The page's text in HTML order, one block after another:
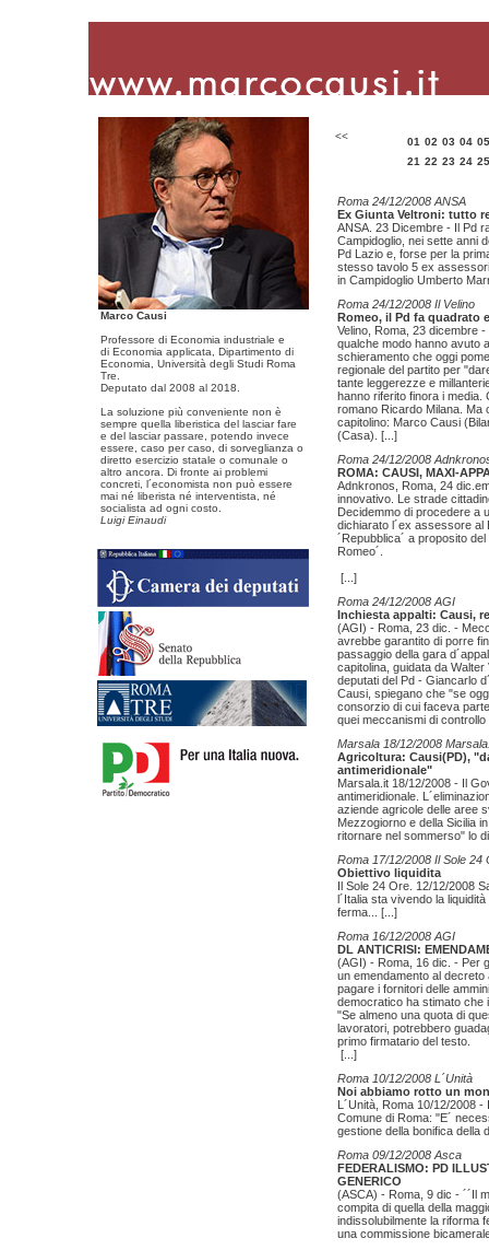
Marco Causi
Professore di Economia industriale e
di Economia applicata, Dipartimento di
Economia, Università degli Studi Roma
Tre.
Deputato dal 2008 al 2018.
La soluzione più conveniente non è
sempre quella liberistica del lasciar fare
e del lasciar passare, potendo invece
essere, caso per caso, di sorveglianza o
diretto esercizio statale o comunale o
altro ancora. Di fronte ai problemi
concreti, l´economista non può essere
mai né liberista né interventista, né
socialista ad ogni costo.
Luigi Einaudi
<< 01 02 03 04 05
21 22 23 24 25
Roma 24/12/2008 ANSA
Ex Giunta Veltroni: tutto
ANSA. 23 Dicembre - Il Pd
Campidoglio, nei sette anni
Pd Lazio e, forse per la
stesso tavolo 5 ex
in Campidoglio Umberto
Roma 24/12/2008 Il Velino
Romeo, il Pd fa quadrato
Velino, Roma, 23 dicembre
qualche modo hanno avuto
schieramento che oggi
regionale del partito per
tante leggerezze e
hanno riferito finora i media.
romano Ricardo Milana. Ma
capitolino: Marco Causi
(Casa). [...]
Roma 24/12/2008
ROMA: CAUSI, MAXI-
Adnkronos, Roma, 24
innovativo. Le strade
Decidemmo di procedere a
dichiarato l´ex assessore al
´Repubblica´ a proposito
Romeo´.
[...]
Roma 24/12/2008 AGI
Inchiesta appalti: Causi,
(AGI) - Roma, 23 dic. -
avrebbe garantito di porre
passaggio della gara
capitolina, guidata da
deputati del Pd - Giancarlo
Causi, spiegano che "se
consorzio di cui faceva
quei meccanismi di
Marsala 18/12/2008
Agricoltura: Causi(PD),
antimeridionale"
Marsala.it 18/12/2008 - Il
antimeridionale.
aziende agricole delle aree
Mezzogiorno e della Sicilia
ritornare nel sommerso" lo
Roma 17/12/2008 Il Sole 24
Obiettivo liquidita
Il Sole 24 Ore. 12/12/2008
l´Italia sta vivendo la
ferma... [...]
Roma 16/12/2008 AGI
DL ANTICRISI:
(AGI) - Roma, 16 dic. - Per
un emendamento al
pagare i fornitori delle
democratico ha stimato che
"Se almeno una quota di
lavoratori, potrebbero
primo firmatario del testo.
[...]
Roma 10/12/2008 L´Unità
Noi abbiamo rotto un
L´Unità, Roma 10/12/2008
Comune di Roma: "E´
gestione della bonifica della
Roma 09/12/2008 Asca
FEDERALISMO: PD
GENERICO
(ASCA) - Roma, 9 dic - ´´Il
compita di quella della
indissolubilmente la riforma
una commissione